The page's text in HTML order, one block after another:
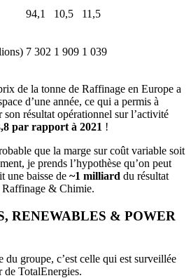
94,1 10,5 11,5
7 302 1 909 1 039
de la tonne de Raffinage en Europe a
d’une année, ce qui a permis à
résultat opérationnel sur l’activité
par rapport à 2021 !
que la marge sur coût variable soit
je prends l’hypothèse qu’on peut
une baisse de ~1 milliard du résultat
Raffinage & Chimie.
RENEWABLES & POWER
du groupe, c’est celle qui est surveillée
de TotalEnergies.